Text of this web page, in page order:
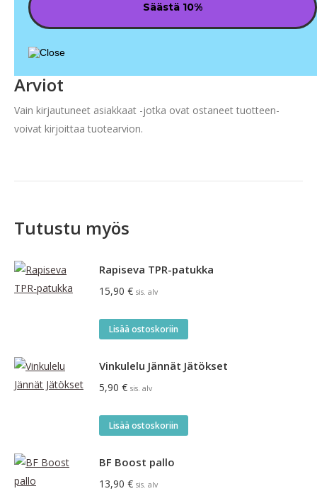
Arviot
Vain kirjautuneet asiakkaat -jotka ovat ostaneet tuotteen-
voivat kirjoittaa tuotearvion.
Tutustu myös
Rapiseva TPR-patukka
15,90 € sis. alv
Lisää ostoskoriin
Vinkulelu Jännät Jätökset
5,90 € sis. alv
Lisää ostoskoriin
BF Boost pallo
13,90 € sis. alv